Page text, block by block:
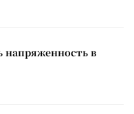
напряженность в